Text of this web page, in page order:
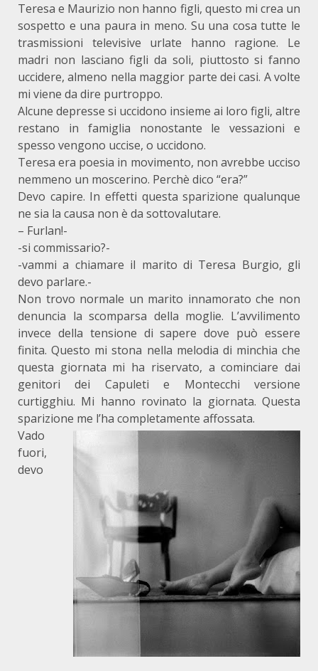
Teresa e Maurizio non hanno figli, questo mi crea un
sospetto e una paura in meno. Su una cosa tutte le
trasmissioni televisive urlate hanno ragione. Le
madri non lasciano figli da soli, piuttosto si fanno
uccidere, almeno nella maggior parte dei casi. A volte
mi viene da dire purtroppo.
Alcune depresse si uccidono insieme ai loro figli, altre
restano in famiglia nonostante le vessazioni e
spesso vengono uccise, o uccidono.
Teresa era poesia in movimento, non avrebbe ucciso
nemmeno un moscerino. Perchè dico “era?”
Devo capire. In effetti questa sparizione qualunque
ne sia la causa non è da sottovalutare.
– Furlan!-
-si commissario?-
-vammi a chiamare il marito di Teresa Burgio, gli
devo parlare.-
Non trovo normale un marito innamorato che non
denuncia la scomparsa della moglie. L’avvilimento
invece della tensione di sapere dove può essere
finita. Questo mi stona nella melodia di minchia che
questa giornata mi ha riservato, a cominciare dai
genitori dei Capuleti e Montecchi versione
curtigghiu. Mi hanno rovinato la giornata. Questa
sparizione me l’ha completamente affossata.
Vado
fuori,
devo